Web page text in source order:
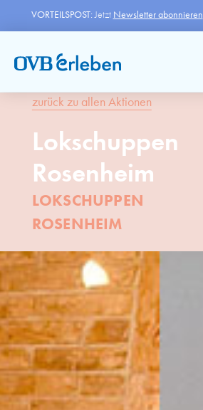
VORTEILSPOST:Jetzt Newsletter abonnieren
zurück zu allen Aktionen
Lokschuppen
Rosenheim
LOKSCHUPPEN
ROSENHEIM